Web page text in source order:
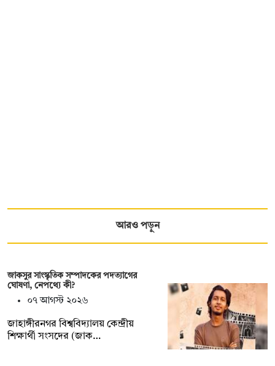
আরও পড়ুন
জাকসুর সাংস্কৃতিক সম্পাদকের পদত্যাগের
ঘোষণা, নেপথ্যে কী?
০৭ আগস্ট ২০২৬
জাহাঙ্গীরনগর বিশ্ববিদ্যালয় কেন্দ্রীয়
শিক্ষার্থী সংসদের (জাক…